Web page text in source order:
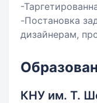
-
-Постановка
дизайнерам,
КНУ им. Т.